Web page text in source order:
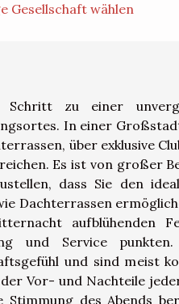
Gesellschaft wählen
zu einer
In einer
über exklusive
Es ist von großer
dass Sie den
Dachterrassen
aufblühenden
und Service
und sind meist
Vor- und Nachteile
Stimmung des Abends